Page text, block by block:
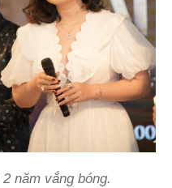
năm vắng bóng.